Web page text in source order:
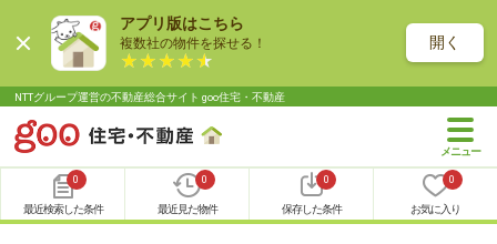
アプリ版はこちら
複数社の物件を探せる！ 開く
NTTグループ運営の不動産総合サイト goo住宅・不動産
0
最近検索した条件
0
最近見た物件
0
保存した条件
0
お気に入り